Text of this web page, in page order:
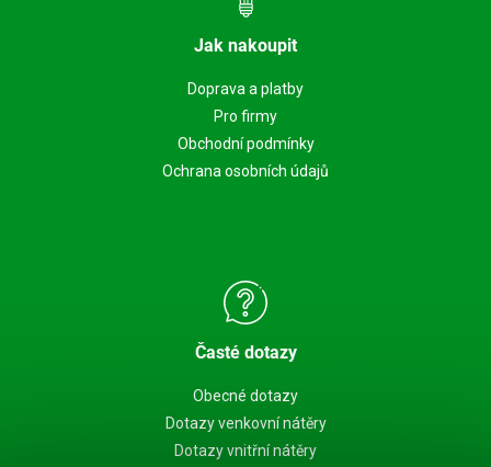
Jak nakoupit
Doprava a platby
Pro firmy
Obchodní podmínky
Ochrana osobních údajů
Časté dotazy
Obecné dotazy
Dotazy venkovní nátěry
Dotazy vnitřní nátěry